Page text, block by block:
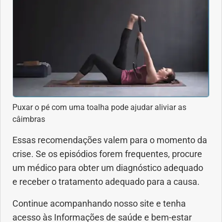
Puxar o pé com uma toalha pode ajudar aliviar as
câimbras
Essas recomendações valem para o momento da
crise. Se os episódios forem frequentes, procure
um médico para obter um diagnóstico adequado
e receber o tratamento adequado para a causa.
Continue acompanhando nosso site e tenha
acesso às Informações de saúde e bem-estar